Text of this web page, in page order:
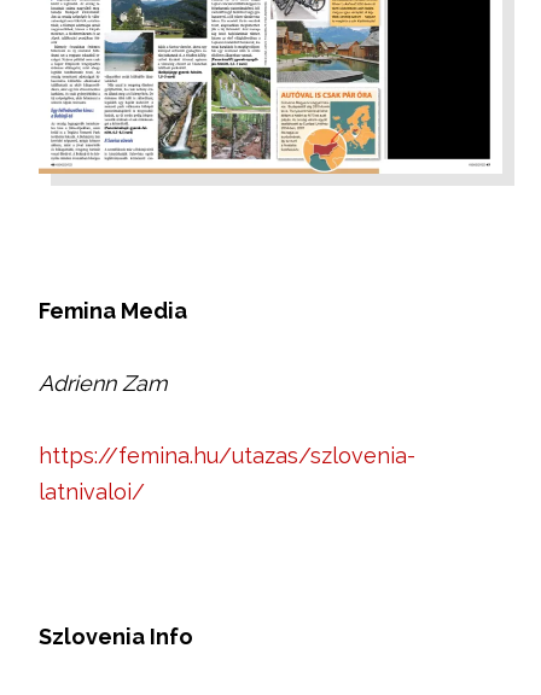
Femina Media
Adrienn Zam
https://femina.hu/utazas/szlovenia-
latnivaloi/
Szlovenia Info